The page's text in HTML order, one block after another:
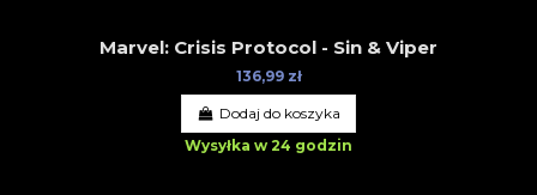
Marvel: Crisis Protocol - Sin & Viper
136,99 zł
Dodaj do koszyka
Wysyłka w 24 godzin